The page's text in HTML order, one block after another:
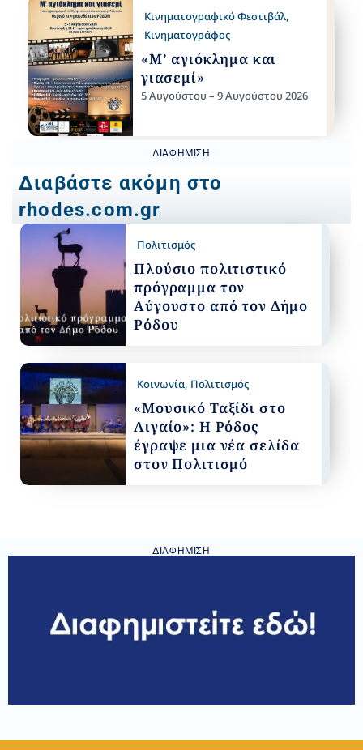
Κινηματογραφικό Φεστιβάλ,
Κινηματογράφος
«Μ’ αγιόκλημα και
γιασεμί»
5 Αυγούστου – 9 Αυγούστου 2026
ΔΙΑΦΉΜΙΣΗ
Διαβάστε ακόμη στο
rhodes.com.gr
Πολιτισμός
Πλούσιο πολιτιστικό
πρόγραμμα τον
Αύγουστο από τον Δήμο
Ρόδου
Κοινωνία, Πολιτισμός
«Μουσικό Ταξίδι στο
Αιγαίο»: Η Ρόδος
έγραψε μια νέα σελίδα
στον Πολιτισμό
ΔΙΑΦΉΜΙΣΗ